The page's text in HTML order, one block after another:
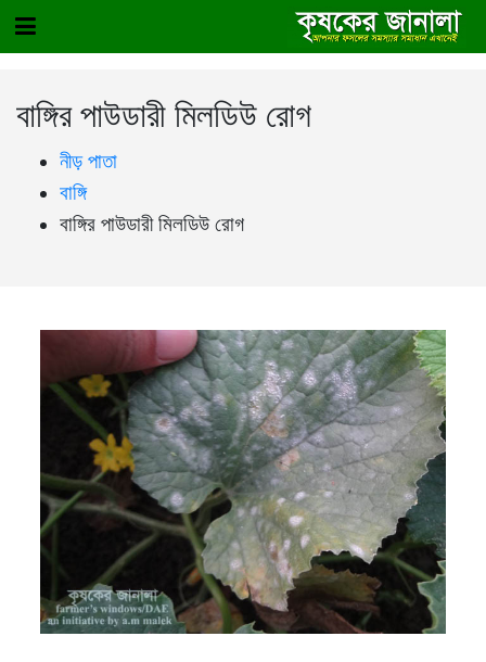
বাঙ্গির পাউডারী মিলডিউ রোগ
নীড় পাতা
বাঙ্গি
বাঙ্গির পাউডারী মিলডিউ রোগ